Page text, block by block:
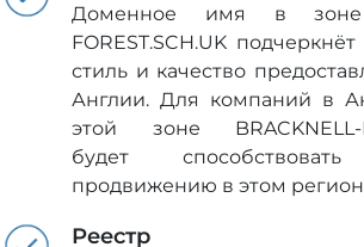
Доменное имя в зоне
FOREST.SCH.UK
стиль и качество
Англии. Для компаний в
этой зоне BRACKNELL-
будет
продвижению в этом
Реестр